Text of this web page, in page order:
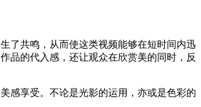
了共鸣，从而使这类视频能够在短时间内迅
品的代入感，还让观众在欣赏美的同时，反
感享受。不论是光影的运用，亦或是色彩的